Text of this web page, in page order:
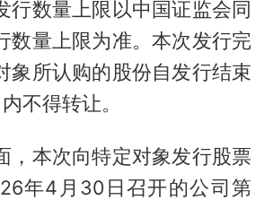
行数量上限以中国证监会同
数量上限为准。本次发行完
象所认购的股份自发行结束
不得转让。
，本次向特定对象发行股票
年4月30日召开的公司第